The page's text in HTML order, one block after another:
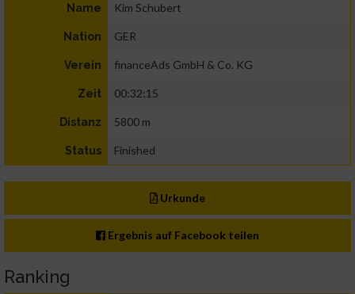
Name Kim Schubert
Nation GER
Verein financeAds GmbH & Co. KG
Zeit 00:32:15
Distanz 5800 m
Status Finished
Urkunde
Ergebnis auf Facebook teilen
Ranking